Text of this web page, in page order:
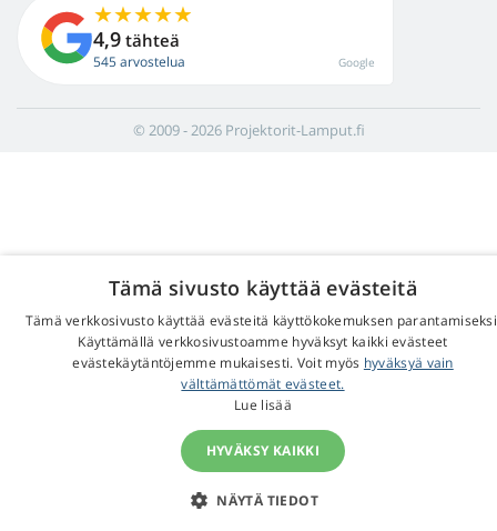
4,9 tähteä
545 arvostelua Google
© 2009 - 2026 Projektorit-Lamput.fi
Tämä sivusto käyttää evästeitä
Tämä verkkosivusto käyttää evästeitä käyttökokemuksen
Käyttämällä verkkosivustoamme hyväksyt kaikki evästeet
evästekäytäntöjemme mukaisesti. Voit myös hyväksyä vain
välttämättömät evästeet.
Lue lisää
HYVÄKSY KAIKKI
NÄYTÄ TIEDOT